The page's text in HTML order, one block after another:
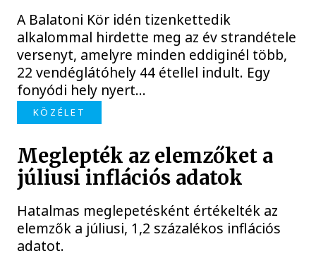
A Balatoni Kör idén tizenkettedik
alkalommal hirdette meg az év strandétele
versenyt, amelyre minden eddiginél több,
22 vendéglátóhely 44 étellel indult. Egy
fonyódi hely nyert...
KÖZÉLET
Meglepték az elemzőket a
júliusi inflációs adatok
Hatalmas meglepetésként értékelték az
elemzők a júliusi, 1,2 százalékos inflációs
adatot.